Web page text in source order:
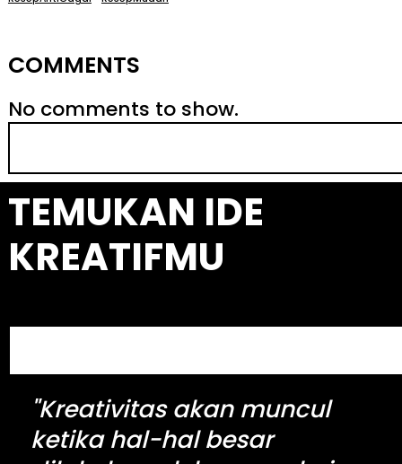
COMMENTS
No comments to show.
a
r
c
h
TEMUKAN IDE
KREATIFMU
S
"Kreativitas akan muncul
ketika hal-hal besar